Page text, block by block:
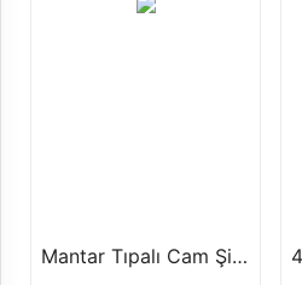
Mantar Tıpalı Cam Şişe (50'li Paketlerde)